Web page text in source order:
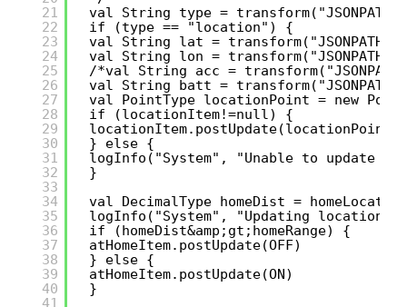
21
22
23
24
25
26
27
28
29
30
31
32
33
34
35
36
37
38
39
40
41
val String type =
if (type == "location") {
val String lat =
val String lon =
/*val String acc =
val String batt =
val PointType locationPoint = new
if (locationItem!=null) {
locationItem.postUpdate(locationPoint)
} else {
logInfo("System", "Unable to update
}
val DecimalType homeDist =
logInfo("System", "Updating location:
if (homeDist&amp;gt;homeRange) {
atHomeItem.postUpdate(OFF)
} else {
atHomeItem.postUpdate(ON)
}